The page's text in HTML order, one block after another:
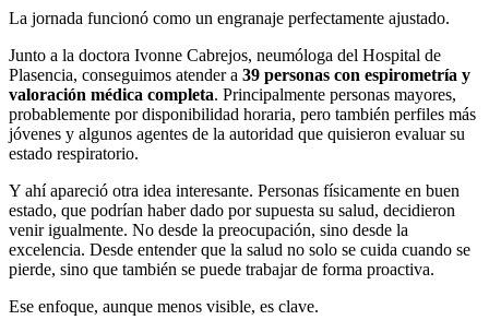
La jornada funcionó como un engranaje perfectamente ajustado.
Junto a la doctora Ivonne Cabrejos, neumóloga del Hospital de
Plasencia, conseguimos atender a 39 personas con espirometría y
valoración médica completa. Principalmente personas mayores,
probablemente por disponibilidad horaria, pero también perfiles más
jóvenes y algunos agentes de la autoridad que quisieron evaluar su
estado respiratorio.
Y ahí apareció otra idea interesante. Personas físicamente en buen
estado, que podrían haber dado por supuesta su salud, decidieron
venir igualmente. No desde la preocupación, sino desde la
excelencia. Desde entender que la salud no solo se cuida cuando se
pierde, sino que también se puede trabajar de forma proactiva.
Ese enfoque, aunque menos visible, es clave.